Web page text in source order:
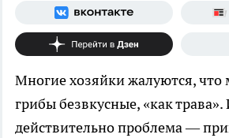
Многие хозяйки жалуются, что
грибы безвкусные, «как трава».
действительно проблема —